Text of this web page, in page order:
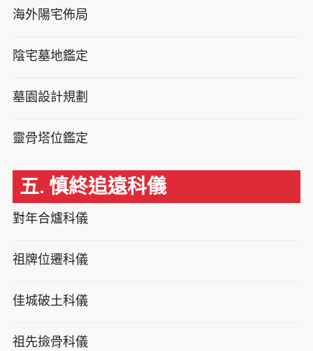
海外陽宅佈局
陰宅墓地鑑定
墓園設計規劃
靈骨塔位鑑定
五. 慎終追遠科儀
對年合爐科儀
祖牌位遷科儀
佳城破土科儀
祖先撿骨科儀